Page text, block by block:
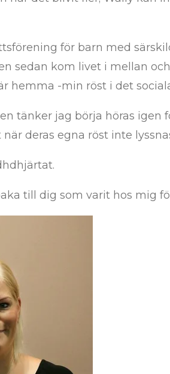
för barn med
sedan kom livet i mellan
hemma -min röst i det
tänker jag börja höras
deras egna röst inte
till dig som varit hos mig